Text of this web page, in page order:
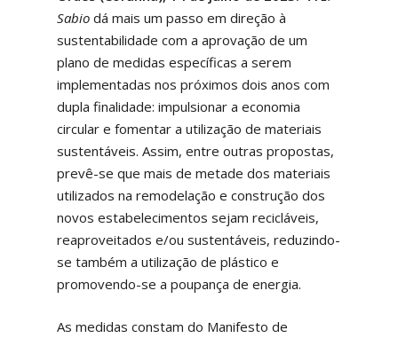
Sabio dá mais um passo em direção à
sustentabilidade com a aprovação de um
plano de medidas específicas a serem
implementadas nos próximos dois anos com
dupla finalidade: impulsionar a economia
circular e fomentar a utilização de materiais
sustentáveis. Assim, entre outras propostas,
prevê-se que mais de metade dos materiais
utilizados na remodelação e construção dos
novos estabelecimentos sejam recicláveis,
reaproveitados e/ou sustentáveis, reduzindo-
se também a utilização de plástico e
promovendo-se a poupança de energia.
As medidas constam do Manifesto de